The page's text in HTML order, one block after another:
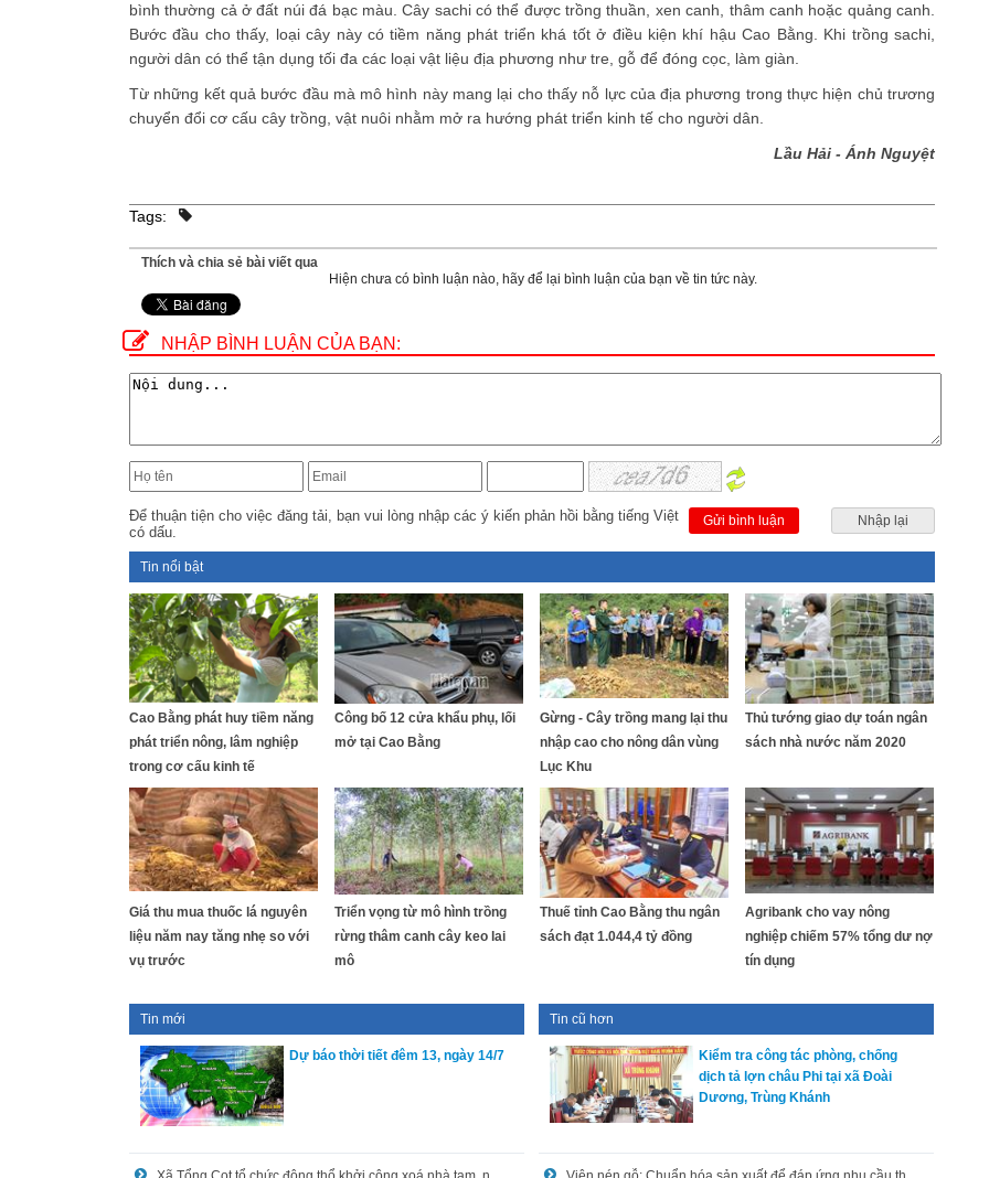
bình thường cả ở đất núi đá bạc màu. Cây sachi có thể được trồng thuần, xen canh, thâm canh hoặc quảng canh.
Bước đầu cho thấy, loại cây này có tiềm năng phát triển khá tốt ở điều kiện khí hậu Cao Bằng. Khi trồng sachi,
người dân có thể tận dụng tối đa các loại vật liệu địa phương như tre, gỗ để đóng cọc, làm giàn.
Từ những kết quả bước đầu mà mô hình này mang lại cho thấy nỗ lực của địa phương trong thực hiện chủ trương
chuyển đổi cơ cấu cây trồng, vật nuôi nhằm mở ra hướng phát triển kinh tế cho người dân.
Lầu Hải - Ánh Nguyệt
Tags:
Thích và chia sẻ bài viết qua
Hiện chưa có bình luận nào, hãy để lại bình luận của bạn về tin tức này.
NHẬP BÌNH LUẬN CỦA BẠN:
Để thuận tiện cho việc đăng tải, bạn vui lòng nhập các ý kiến phản hồi bằng tiếng Việt
có dấu.
Gửi bình luận Nhập lại
Tin nổi bật
Cao Bằng phát huy tiềm năng
phát triển nông, lâm nghiệp
trong cơ cấu kinh tế
Công bố 12 cửa khẩu phụ, lối
mở tại Cao Bằng
Gừng - Cây trồng mang lại thu
nhập cao cho nông dân vùng
Lục Khu
Thủ tướng giao dự toán ngân
sách nhà nước năm 2020
Giá thu mua thuốc lá nguyên
liệu năm nay tăng nhẹ so với
vụ trước
Triển vọng từ mô hình trồng
rừng thâm canh cây keo lai
mô
Thuế tỉnh Cao Bằng thu ngân
sách đạt 1.044,4 tỷ đồng
Agribank cho vay nông
nghiệp chiếm 57% tổng dư nợ
tín dụng
Tin mới
Dự báo thời tiết đêm 13, ngày 14/7
Tin cũ hơn
Kiểm tra công tác phòng, chống
dịch tả lợn châu Phi tại xã Đoài
Dương, Trùng Khánh